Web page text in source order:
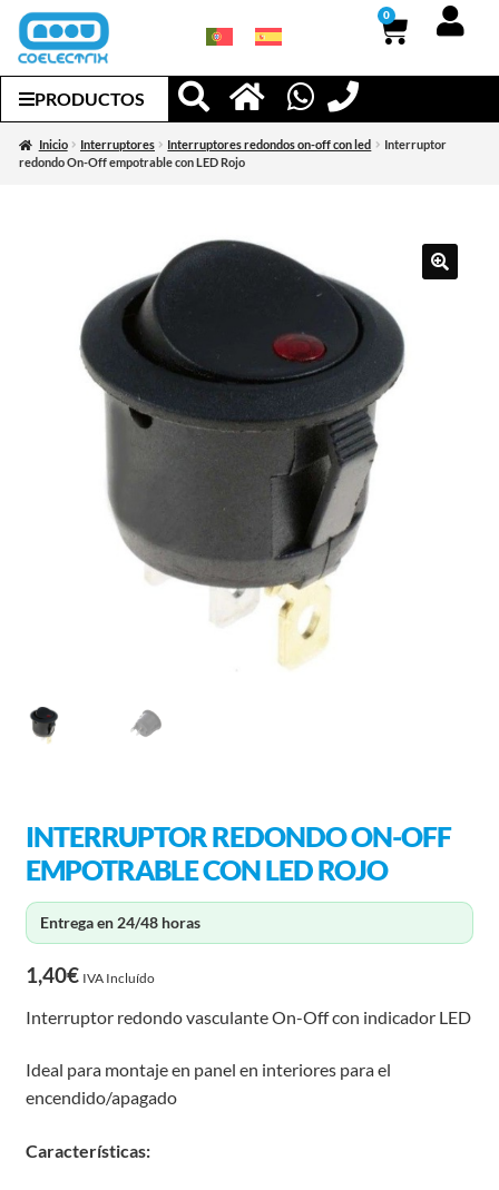
0
PRODUCTOS
Inicio Interruptores Interruptores redondos on-off con led
Interruptor
redondo On-Off empotrable con LED Rojo
INTERRUPTOR REDONDO ON-OFF
EMPOTRABLE CON LED ROJO
Entrega en 24/48 horas
1,40€ IVA Incluído
Interruptor redondo vasculante On-Off con indicador LED
Ideal para montaje en panel en interiores para el
encendido/apagado
Características: